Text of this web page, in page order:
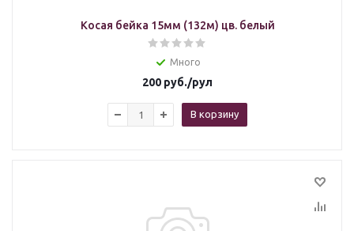
Косая бейка 15мм (132м) цв. белый
Много
200 руб./рул
В корзину